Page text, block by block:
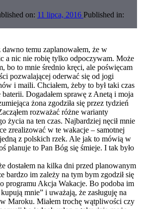
on: 11 lipca, 2016 Published in:
temu zaplanowałem, że w
a nic nie robię tylko odpoczywam. Może
bo to mnie średnio kręci, ale poświęcam
pozwalającej oderwać się od jogi
i maili. Chciałem, żeby to był taki czas
Dogadałem sprawę z Anetą i moja
żona zgodziła się przez tydzień
rozważać różne warianty
życia na ten czas. Najbardziej nęcił mnie
zrealizować w te wakacje – samotnej
z polskich rzek. Ale jak to mówią w
planuje to Pan Bóg się śmieje. I tak było
dostałem na kilka dni przed planowanym
bardzo im zależy na tym bym zgodził się
programu Akcja Wakacje. Bo podoba im
mnie” i uważają, że zasługuję na
Maroku. Miałem trochę wątpliwości czy